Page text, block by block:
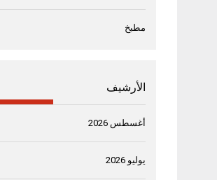
مطبخ
الأرشيف
أغسطس 2026
يوليو 2026